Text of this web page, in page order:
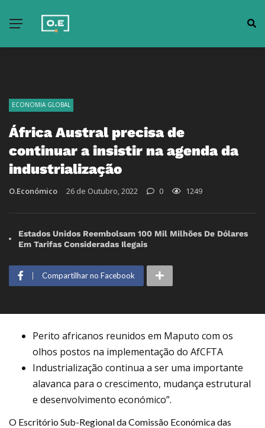
ECONOMIA GLOBAL
África Austral precisa de
continuar a insistir na agenda da
industrialização
O.Económico 26 de Outubro, 2022 0 1249
Estados Unidos Reembolsam 100 Mil Milhões De Dólares
Em Tarifas Consideradas Ilegais
Compartilhar no Facebook
Perito africanos reunidos em Maputo com os
olhos postos na implementação do AfCFTA
Industrialização continua a ser uma importante
alavanca para o crescimento, mudança estrutural
e desenvolvimento económico”.
O Escritório Sub-Regional da Comissão Económica das